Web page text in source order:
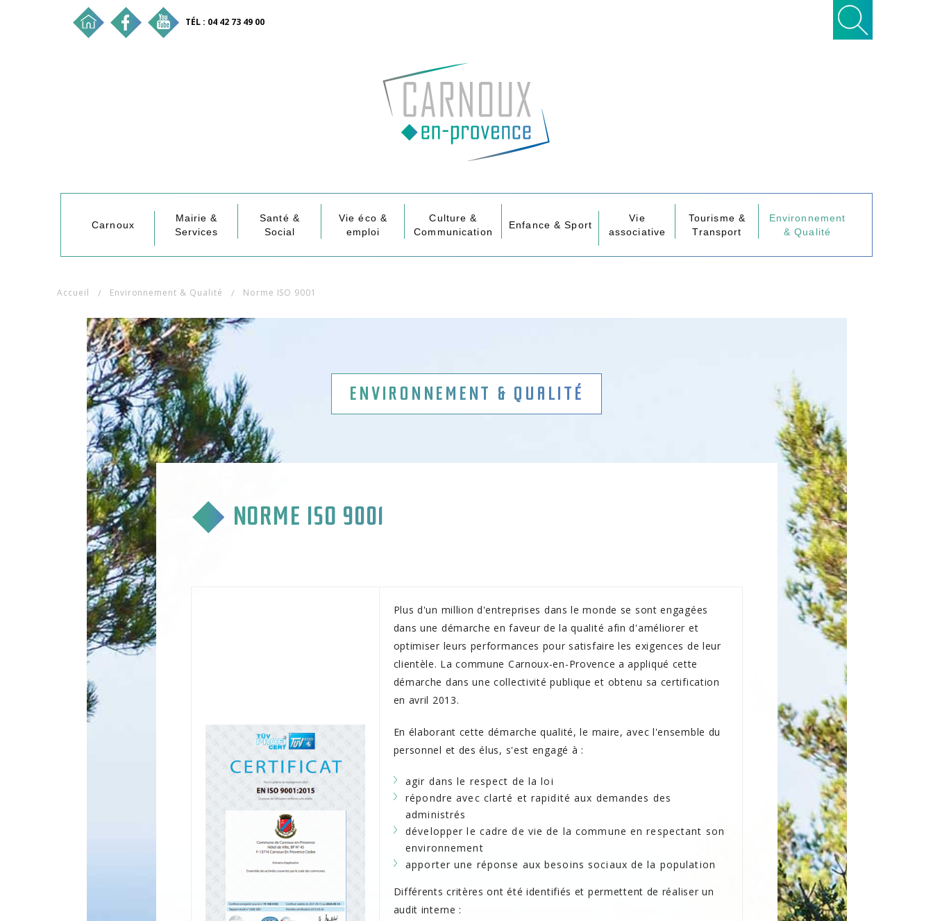
TÉL : 04 42 73 49 00
Carnoux
Mairie &
Services
Santé &
Social
Vie éco &
emploi
Culture &
Communication
Enfance & Sport
Vie
associative
Tourisme &
Transport
Environnement
& Qualité
Accueil Environnement & Qualité Norme ISO 9001
ENVIRONNEMENT & QUALITÉ
NORME ISO 9001
Plus d'un million d'entreprises dans le monde se sont engagées
dans une démarche en faveur de la qualité afin d'améliorer et
optimiser leurs performances pour satisfaire les exigences de leur
clientèle. La commune Carnoux-en-Provence a appliqué cette
démarche dans une collectivité publique et obtenu sa certification
en avril 2013.
En élaborant cette démarche qualité, le maire, avec l'ensemble du
personnel et des élus, s'est engagé à :
agir dans le respect de la loi
répondre avec clarté et rapidité aux demandes des
administrés
développer le cadre de vie de la commune en respectant son
environnement
apporter une réponse aux besoins sociaux de la population
Différents critères ont été identifiés et permettent de réaliser un
audit interne :